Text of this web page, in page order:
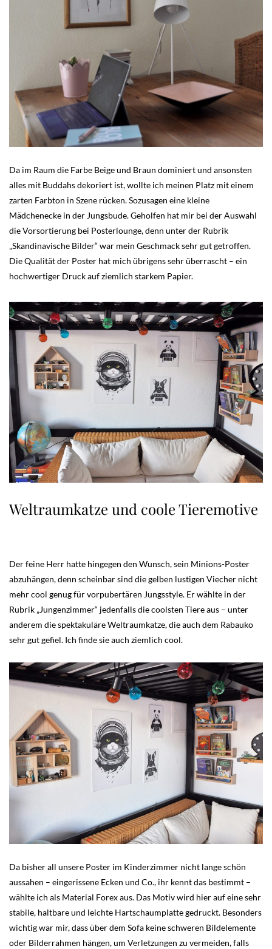
Da im Raum die Farbe Beige und Braun dominiert und ansonsten
alles mit Buddahs dekoriert ist, wollte ich meinen Platz mit einem
zarten Farbton in Szene rücken. Sozusagen eine kleine
Mädchenecke in der Jungsbude. Geholfen hat mir bei der Auswahl
die Vorsortierung bei Posterlounge, denn unter der Rubrik
„Skandinavische Bilder“ war mein Geschmack sehr gut getroffen.
Die Qualität der Poster hat mich übrigens sehr überrascht – ein
hochwertiger Druck auf ziemlich starkem Papier.
Weltraumkatze und coole Tieremotive
Der feine Herr hatte hingegen den Wunsch, sein Minions-Poster
abzuhängen, denn scheinbar sind die gelben lustigen Viecher nicht
mehr cool genug für vorpubertären Jungsstyle. Er wählte in der
Rubrik „Jungenzimmer“ jedenfalls die coolsten Tiere aus – unter
anderem die spektakuläre Weltraumkatze, die auch dem Rabauko
sehr gut gefiel. Ich finde sie auch ziemlich cool.
Da bisher all unsere Poster im Kinderzimmer nicht lange schön
aussahen – eingerissene Ecken und Co., ihr kennt das bestimmt –
wählte ich als Material Forex aus. Das Motiv wird hier auf eine sehr
stabile, haltbare und leichte Hartschaumplatte gedruckt. Besonders
wichtig war mir, dass über dem Sofa keine schweren Bildelemente
oder Bilderrahmen hängen, um Verletzungen zu vermeiden, falls